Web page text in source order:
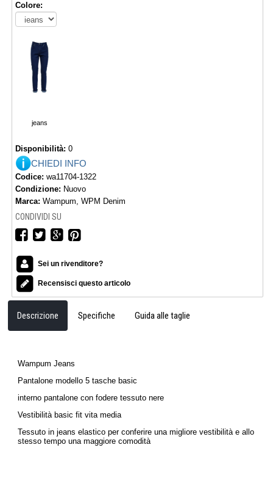
Colore:
jeans
Disponibilità: 0
CHIEDI INFO
Codice: wa11704-1322
Condizione: Nuovo
Marca: Wampum, WPM Denim
CONDIVIDI SU
Sei un rivenditore?
Recensisci questo articolo
Descrizione Specifiche Guida alle taglie
Wampum Jeans
Pantalone modello 5 tasche basic
interno pantalone con fodere tessuto nere
Vestibilità basic fit vita media
Tessuto in jeans elastico per conferire una migliore vestibilità e allo
stesso tempo una maggiore comodità